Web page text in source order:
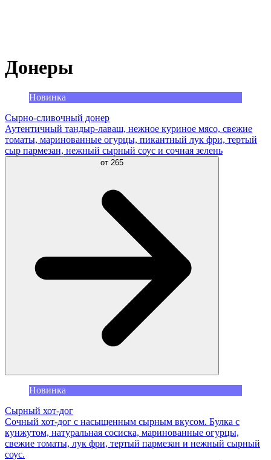
Донеры
Новинка
Сырно-сливочный донер
Аутентичный тандыр-лаваш, нежное куриное мясо, свежие
томаты, маринованные огурцы, пикантный лук фри, тертый
сыр пармезан, нежный сырный соус и сочная зелень
от 265
Новинка
Сырный хот-дог
Сочный хот-дог с насыщенным сырным вкусом. Булка с
кунжутом, натуральная сосиска, маринованные огурцы,
свежие томаты, лук фри, тертый пармезан и нежный сырный
соус.